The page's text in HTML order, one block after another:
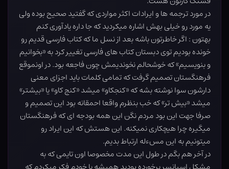
در مورد ترجمه ها و ایرادات اکثر مواردی که گفتید صحیح بوده ولی
یه مورد رو خیلی بهش اشاره میکردید که جا داره یادآوری کنم
بهتون : اگر خاطرتون باشه بعد از نسل ما که کتاب فارسی قدیم رو
خونده بودیم توی دبستان کتاب های فارسی تغییر کرد به «بخوانیم
و بنویسیم» که خوشحالم نخوندیمش چون فاجعه بود. در اونموقع
فرهنگستان تصمیم گرفت که تمامی کلمات باید اجزای معنی
دارشون سوا نوشته بشه که «کنجکاو» میشد «کنج کاو» یا «بیشتر»
میشد «بیش تر» که خب بنظرم واقعا احمقانه بود این تصمیم و
صرفا جهت این بود مردم نگن این همه بودجه ای که فرهنگستان
میگیره چرا هیچکاری نمیکنه. این هستش که این ایراد رو
میتونیم به این مسءله ارتباط بدیم.
در آخر هم بگم در طول این مدت مخصوصا اون تایمی که به